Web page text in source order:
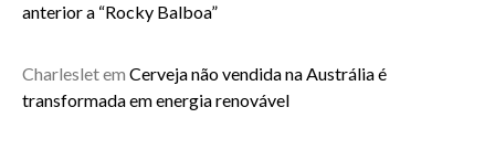
anterior a “Rocky Balboa”
Charlesletem Cerveja não vendida na Austrália é
transformada em energia renovável